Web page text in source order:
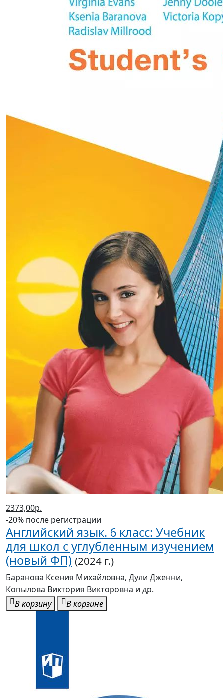
2373,00р.
-20% после регистрации
Английский язык. 6 класс: Учебник
для школ с углубленным изучением
(новый ФП) (2024 г.)
Баранова Ксения Михайловна, Дули Дженни,
Копылова Виктория Викторовна и др.
В корзину
В корзине